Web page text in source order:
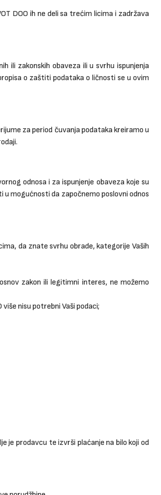
DOO ih ne deli sa trećim licima i zadržava
ili zakonskih obaveza ili u svrhu ispunjenja
o zaštiti podataka o ličnosti se u ovim
za period čuvanja podataka kreiramo u
odnosa i za ispunjenje obaveza koje su
mogućnosti da započnemo poslovni odnos
da znate svrhu obrade, kategorije Vaših
zakon ili legitimni interes, ne možemo
nisu potrebni Vaši podaci;
je prodavcu te izvrši plaćanje na bilo koji od